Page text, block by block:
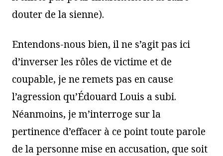
douter de la sienne).
Entendons-nous bien, il ne s’agit pas ici
d’inverser les rôles de victime et de
coupable, je ne remets pas en cause
l’agression qu’Édouard Louis a subi.
Néanmoins, je m’interroge sur la
pertinence d’effacer à ce point toute parole
de la personne mise en accusation, que soit